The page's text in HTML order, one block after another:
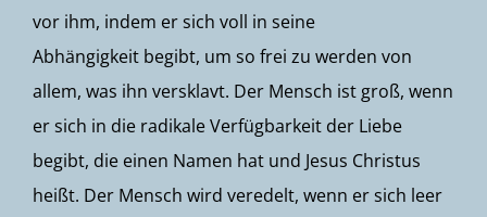
vor ihm, indem er sich voll in seine
Abhängigkeit begibt, um so frei zu werden von
allem, was ihn versklavt. Der Mensch ist groß, wenn
er sich in die radikale Verfügbarkeit der Liebe
begibt, die einen Namen hat und Jesus Christus
heißt. Der Mensch wird veredelt, wenn er sich leer